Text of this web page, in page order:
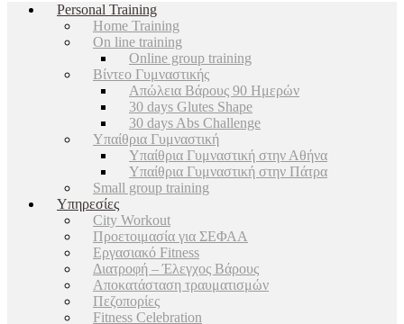
Personal Training
Home Training
On line training
Online group training
Βίντεο Γυμναστικής
Απώλεια Βάρους 90 Ημερών
30 days Glutes Shape
30 days Abs Challenge
Υπαίθρια Γυμναστική
Υπαίθρια Γυμναστική στην Αθήνα
Υπαίθρια Γυμναστική στην Πάτρα
Small group training
Υπηρεσίες
City Workout
Προετοιμασία για ΣΕΦΑΑ
Εργασιακό Fitness
Διατροφή – Έλεγχος Βάρους
Αποκατάσταση τραυματισμών
Πεζοπορίες
Fitness Celebration